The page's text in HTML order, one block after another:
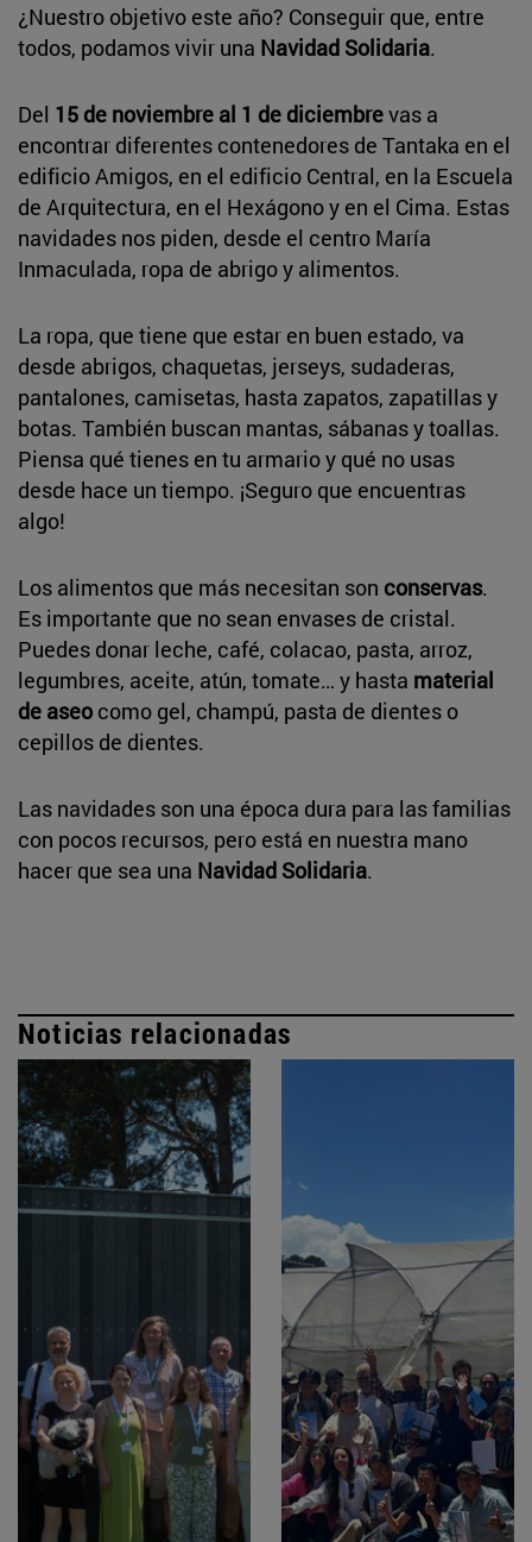
¿Nuestro objetivo este año? Conseguir que, entre
todos, podamos vivir una Navidad Solidaria.
Del 15 de noviembre al 1 de diciembrevas a
encontrar diferentes contenedores de Tantaka en el
edificio Amigos, en el edificio Central, en la Escuela
de Arquitectura, en el Hexágono y en el Cima. Estas
navidades nos piden, desde el centro María
Inmaculada, ropa de abrigo y alimentos.
La ropa, que tiene que estar en buen estado, va
desde abrigos, chaquetas, jerseys, sudaderas,
pantalones, camisetas, hasta zapatos, zapatillas y
botas. También buscan mantas, sábanas y toallas.
Piensa qué tienes en tu armario y qué no usas
desde hace un tiempo. ¡Seguro que encuentras
algo!
Los alimentos que más necesitan son conservas.
Es importante que no sean envases de cristal.
Puedes donar leche, café, colacao, pasta, arroz,
legumbres, aceite, atún, tomate… y hasta material
de aseo como gel, champú, pasta de dientes o
cepillos de dientes.
Las navidades son una época dura para las familias
con pocos recursos, pero está en nuestra mano
hacer que sea una Navidad Solidaria.
Noticias relacionadas